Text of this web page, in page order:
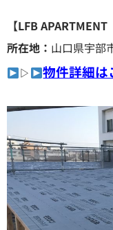
【LFB
所在地： 山口県宇部
▷
物件詳細は